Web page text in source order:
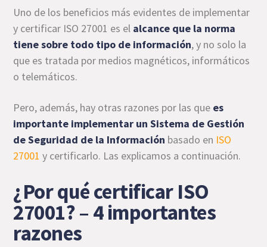
Uno de los beneficios más evidentes de implementar
y certificar ISO 27001 es el alcance que la norma
tiene sobre todo tipo de información, y no solo la
que es tratada por medios magnéticos, informáticos
o telemáticos.
Pero, además, hay otras razones por las que es
importante implementar un Sistema de Gestión
de Seguridad de la Información basado en ISO
27001 y certificarlo. Las explicamos a continuación.
¿Por qué certificar ISO
27001? – 4 importantes
razones